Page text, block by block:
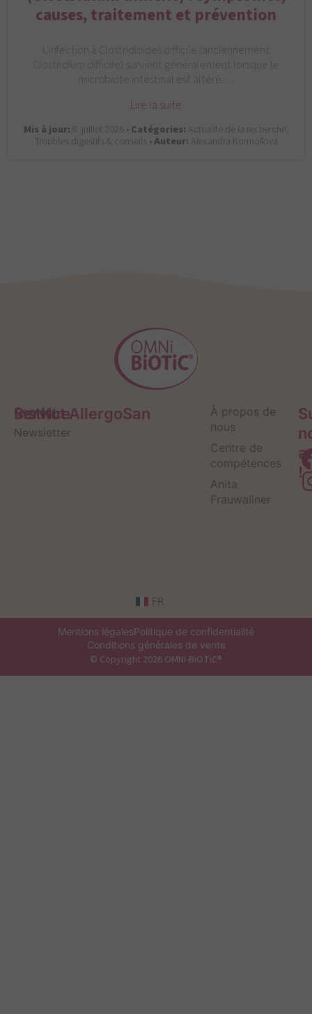
causes, traitement et prévention
L'infection à Clostridioides difficile (anciennement
Clostridium difficile) survient généralement lorsque le
microbiote intestinal est altéré.…
Lire la suite
Mis à jour:8. juillet 2026 •Catégories: Actualité de la recherche,
Troubles digestifs & conseils •Auteur: Alexandra Kormošová
Service
Contact
Newsletter
Institut AllergoSan
À propos de
nous
Centre de
compétences
Anita
Frauwallner
!
FR
Mentions légalesPolitique de confidentialité
Conditions générales de vente
© Copyright 2026 OMNi-BiOTiC®